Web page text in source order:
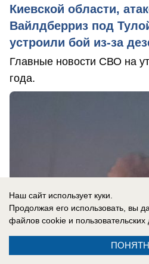
Киевской области,
Вайлдберриз под
устроили бой из-за
Главные новости СВО на
года.
Наш сайт использует куки.
Продолжая его использовать, вы
файлов cookie и пользовательских